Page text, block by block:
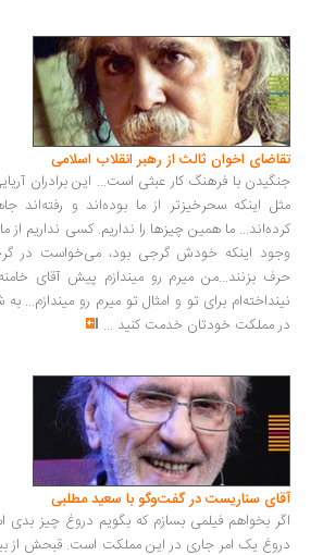
اخوان ثالث از رهبر انقلاب اسلامی
با فرهنگ کار عبثی است... این برادران آریایی ما و
اینکه سحرخیزتر از ما بوده‌اند و رفته‌اند جاهای
ما همین چیزها را نداریم. کسی نداریم از ما انتقاد
اینکه خودش گرجی بود، می‌خواست در
بزنند...من میرم رو میندازم پیش آقای خامنه‌ای،
برای تو و امثال تو میرم رو میندازم... به شرطی
مملکت خودتان خدمت کنید...
سناریست در گفت‌وگو با سعید مطلبی
بخواهم فیلمی بسازم که بگویم دروغ چیز بدی است
یک امر جاری در این مملکت است. قبحش از بین